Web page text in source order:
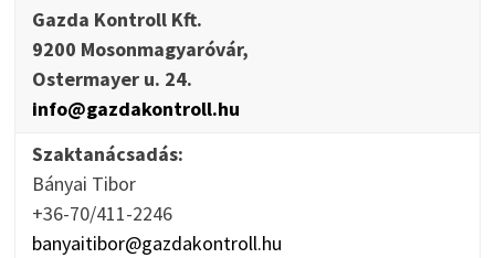
Gazda Kontroll Kft.
9200 Mosonmagyaróvár,
Ostermayer u. 24.
info@gazdakontroll.hu
Szaktanácsadás:
Bányai Tibor
+36-70/411-2246
banyaitibor@gazdakontroll.hu